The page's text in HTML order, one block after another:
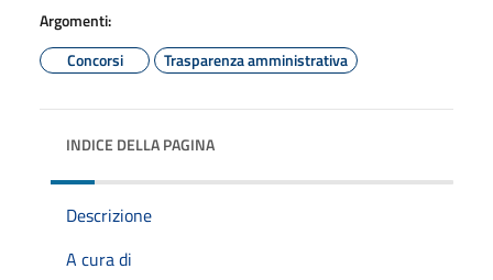
Argomenti:
Concorsi
Trasparenza amministrativa
INDICE DELLA PAGINA
Descrizione
A cura di